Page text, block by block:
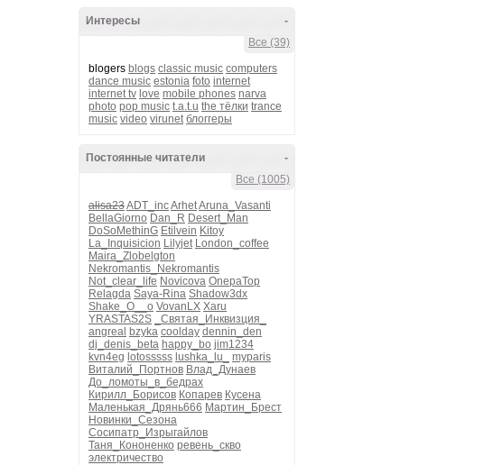
-
Интересы
Все (39)
blogers blogs classic music computers
dance music estonia foto internet
internet tv love mobile phones narva
photo pop music t.a.t.u the тёлки trance
music video virunet блоггеры
-
Постоянные читатели
Все (1005)
alisa23ADT_incArhetAruna_Vasanti
BellaGiorno Dan_R Desert_Man
DoSoMethinG Etilvein Kitoy
La_Inquisicion Lilyjet London_coffee
Maira_Zlobelgton
Nekromantis_Nekromantis
Not_clear_life Novicova OnepaTop
Relagda Saya-Rina Shadow3dx
Shake_O__o VovanLX Xaru
YRASTAS2S
_Святая_Инквизция_
angreal bzyka coolday dennin_den
dj_denis_beta happy_bo jim1234
kvn4eg lotosssss lushka_lu_
myparis
Виталий_Портнов Влад_Дунаев
До_ломоты_в_бедрах
Кирилл_Борисов Копарев Кусена
Маленькая_Дрянь666 Мартин_Брест
Новинки_Сезона
Сосипатр_Изрыгайлов
Таня_Кононенко ревень_скво
электричество